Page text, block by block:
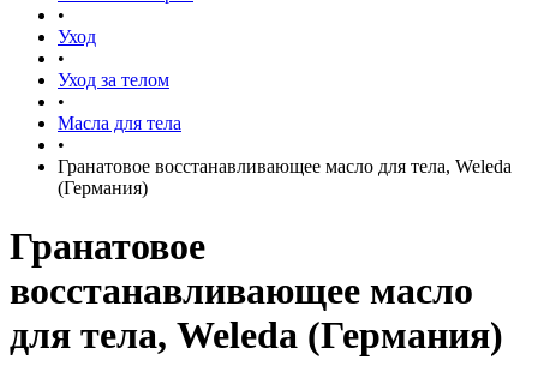
•
Уход
•
Уход за телом
•
Масла для тела
•
Гранатовое восстанавливающее масло для тела, Weleda
(Германия)
Гранатовое
восстанавливающее масло
для тела, Weleda (Германия)